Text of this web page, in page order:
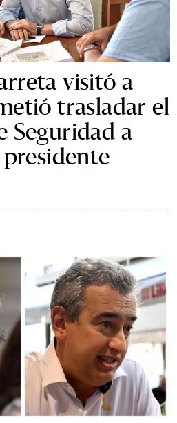
visitó a
trasladar el
Seguridad a
presidente